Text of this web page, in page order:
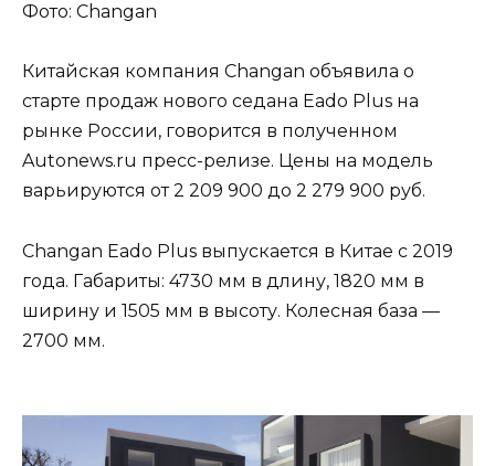
Фото: Changan
Китайская компания Changan объявила о
старте продаж нового седана Eado Plus на
рынке России, говорится в полученном
Autonews.ru пресс-релизе. Цены на модель
варьируются от 2 209 900 до 2 279 900 руб.
Changan Eado Plus выпускается в Китае с 2019
года. Габариты: 4730 мм в длину, 1820 мм в
ширину и 1505 мм в высоту. Колесная база —
2700 мм.